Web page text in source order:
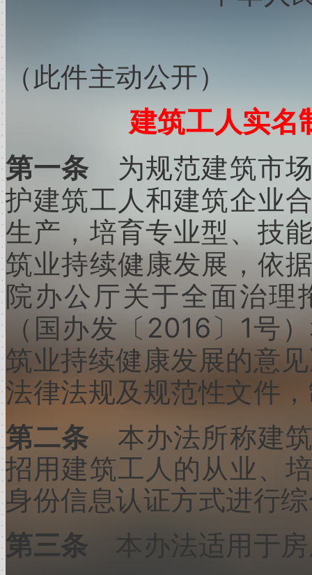
（此件主动公开）
建筑工人实名
第一条 为规范建筑市
护建筑工人和建筑企业
生产，培育专业型、技
筑业持续健康发展，依
院办公厅关于全面治理
（国办发〔 2016 〕 1号
筑业持续健康发展的意
法律法规及规范性文件
第二条 本办法所称建
招用建筑工人的从业、
身份信息认证方式进行
第三条 本办法适用于